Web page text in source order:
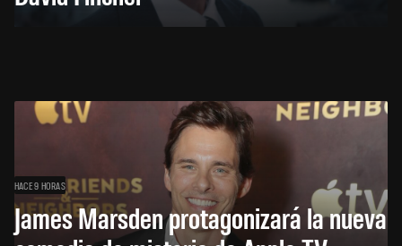
HACE 9 HORAS
James Marsden protagonizará la nueva